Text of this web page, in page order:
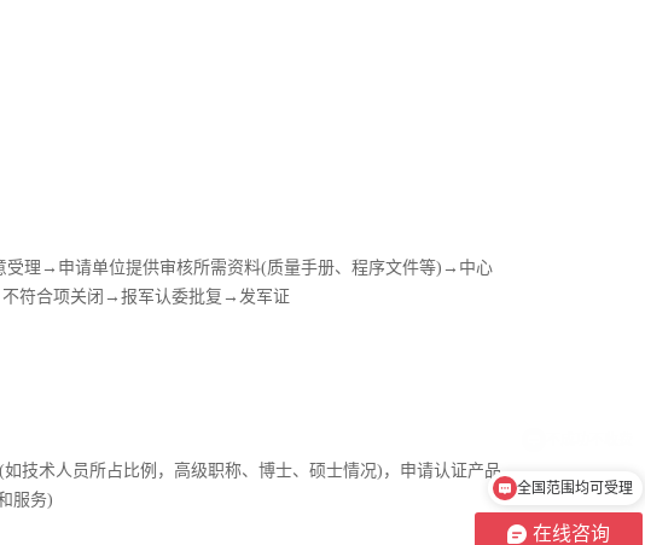
理→申请单位提供审核所需资料(质量手册、程序文件等)→中心
符合项关闭→报军认委批复→发军证
技术人员所占比例，高级职称、博士、硕士情况)，申请认证产品
服务)
在线咨询
全国范围均可受理